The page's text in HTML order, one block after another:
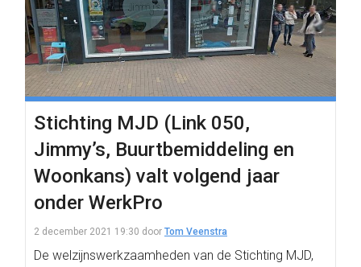
Stichting MJD (Link 050,
Jimmy’s, Buurtbemiddeling en
Woonkans) valt volgend jaar
onder WerkPro
2 december 2021 19:30 door Tom Veenstra
De welzijnswerkzaamheden van de Stichting MJD,